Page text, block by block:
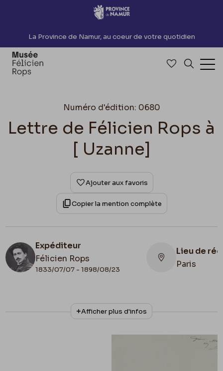
Accèder directement au contenu
La Province de Namur, au coeur de votre quotidien
Accéder à
Numéro d'édition: 0680
Lettre de Félicien Rops à
[ Uzanne]
Ajouter aux favoris
Copier la mention complète
Expéditeur
Félicien Rops
1833/07/07 - 1898/08/23
Lieu de
Paris
N° d'inventaire
III/215/4/48
Collationnage
Autographe
Afficher plus d'infos